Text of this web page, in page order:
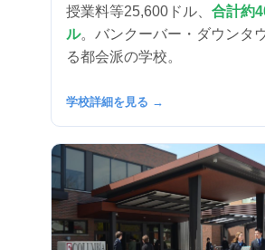
授業料等25,600ドル、 合計約
ル。バンクーバー・ダウンタ
る都会派の学校。
学校詳細を見る →